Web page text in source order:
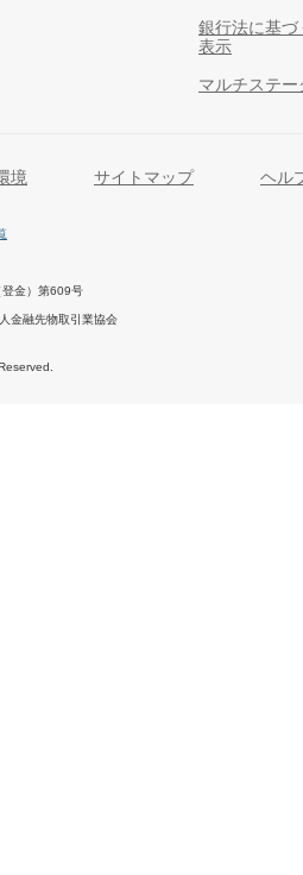
銀行法に基
表示
マルチステ
境 サイトマップ ヘル
金）第609号
金融先物取引業協会